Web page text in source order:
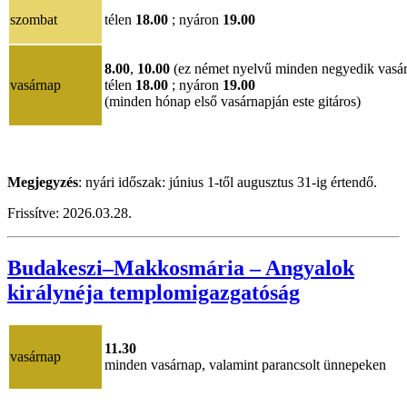
szombat télen 18.00 ; nyáron 19.00
vasárnap
8.00, 10.00 (ez német nyelvű minden negyedik
télen 18.00 ; nyáron 19.00
(minden hónap első vasárnapján este gitáros)
Megjegyzés: nyári időszak: június 1-től augusztus 31-ig értendő.
Frissítve: 2026.03.28.
Budakeszi–Makkosmária – Angyalok
királynéja templomigazgatóság
vasárnap
11.30
minden vasárnap, valamint parancsolt ünnepeken